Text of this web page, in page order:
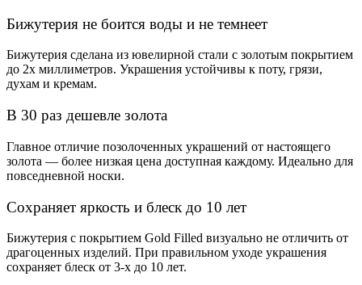
Бижутерия не боится воды и не темнеет
Бижутерия сделана из ювелирной стали с золотым покрытием
до 2х миллиметров. Украшения устойчивы к поту, грязи,
духам и кремам.
В 30 раз дешевле золота
Главное отличие позолоченных украшений от настоящего
золота — более низкая цена доступная каждому. Идеально для
повседневной носки.
Сохраняет яркость и блеск до 10 лет
Бижутерия с покрытием Gold Filled визуально не отличить от
драгоценных изделий. При правильном уходе украшения
сохраняет блеск от 3-х до 10 лет.